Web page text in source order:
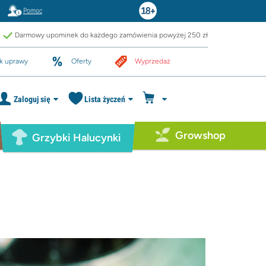
Pomoc
Darmowy upominek do każdego zamówienia powyżej 250 zł
uprawy Oferty Wyprzedaż
Zaloguj się Lista życzeń
Grzybki Halucynki Growshop